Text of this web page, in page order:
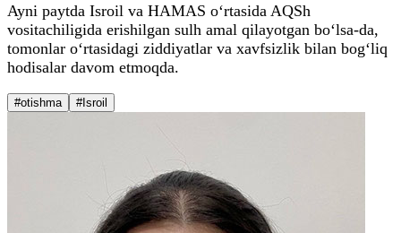
Ayni paytda Isroil va HAMAS o‘rtasida AQSh
vositachiligida erishilgan sulh amal qilayotgan bo‘lsa-da,
tomonlar o‘rtasidagi ziddiyatlar va xavfsizlik bilan bog‘liq
hodisalar davom etmoqda.
#otishma #Isroil